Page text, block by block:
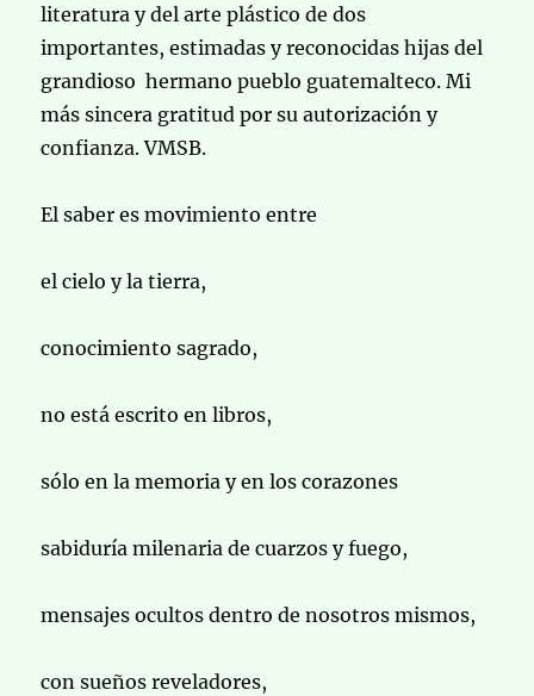
literatura y del arte plástico de dos
importantes, estimadas y reconocidas hijas del
grandioso hermano pueblo guatemalteco. Mi
más sincera gratitud por su autorización y
confianza. VMSB.
El saber es movimiento entre
el cielo y la tierra,
conocimiento sagrado,
no está escrito en libros,
sólo en la memoria y en los corazones
sabiduría milenaria de cuarzos y fuego,
mensajes ocultos dentro de nosotros mismos,
con sueños reveladores,